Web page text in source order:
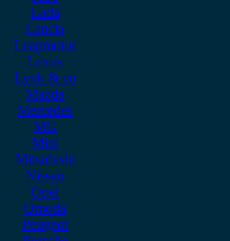
Lada
Lancia
Leapmotor
Lexus
Lynk & co
Mazda
Mercedes
MG
Mini
Mitsubishi
Nissan
Opel
Omoda
Peugeot